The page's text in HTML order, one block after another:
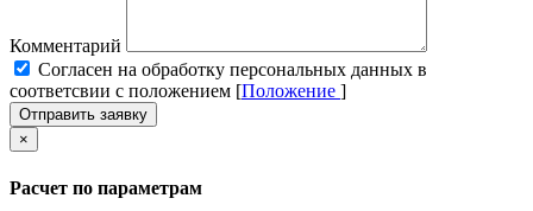
Комментарий
Cогласен на обработку персональных данных в
соответсвии с положением [Положение ]
Отправить заявку
×
Расчет по параметрам